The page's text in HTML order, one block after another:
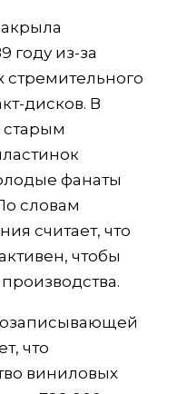
году из-за
стремительного
дисков. В
старым
фанаты
словам
считает, что
чтобы
что
виниловых